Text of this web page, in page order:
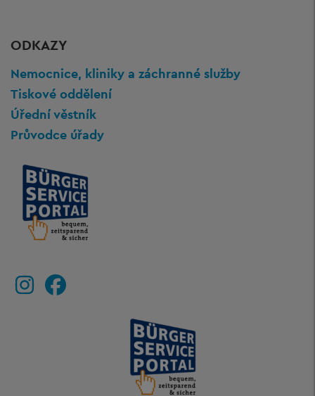
ODKAZY
Nemocnice, kliniky a záchranné služby
Tiskové oddělení
Úřední věstník
Průvodce úřady